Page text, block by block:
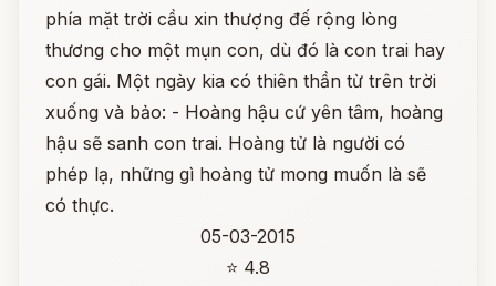
phía mặt trời cầu xin thượng đế rộng lòng
thương cho một mụn con, dù đó là con trai hay
con gái. Một ngày kia có thiên thần từ trên trời
xuống và bảo: - Hoàng hậu cứ yên tâm, hoàng
hậu sẽ sanh con trai. Hoàng tử là người có
phép lạ, những gì hoàng tử mong muốn là sẽ
có thực.
05-03-2015
⭐ 4.8